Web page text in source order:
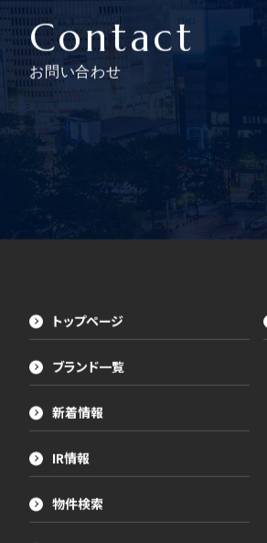
Contact
お問い合わせ
トップページ
ブランド一覧
新着情報
IR情報
物件検索